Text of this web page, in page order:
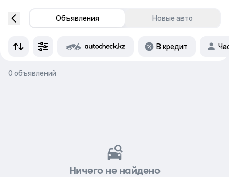
Объявления Новые авто
В кредит
0 объявлений
Ничего не найдено